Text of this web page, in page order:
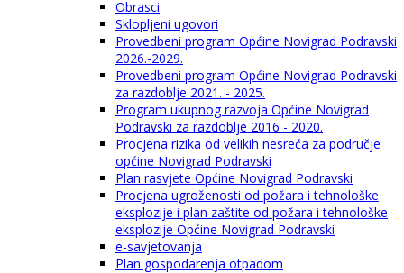
Obrasci
Sklopljeni ugovori
Provedbeni program Općine Novigrad Podravski
2026.-2029.
Provedbeni program Općine Novigrad Podravski
za razdoblje 2021. - 2025.
Program ukupnog razvoja Općine Novigrad
Podravski za razdoblje 2016 - 2020.
Procjena rizika od velikih nesreća za područje
općine Novigrad Podravski
Plan rasvjete Općine Novigrad Podravski
Procjena ugroženosti od požara i tehnološke
eksplozije i plan zaštite od požara i tehnološke
eksplozije Općine Novigrad Podravski
e-savjetovanja
Plan gospodarenja otpadom